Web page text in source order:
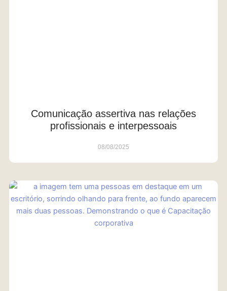
Comunicação assertiva nas relações
profissionais e interpessoais
08/08/2025